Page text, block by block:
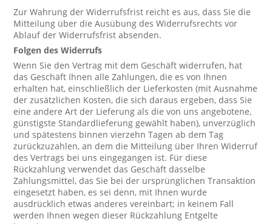
Zur Wahrung der Widerrufsfrist reicht es aus, dass Sie die
Mitteilung über die Ausübung des Widerrufsrechts vor
Ablauf der Widerrufsfrist absenden.
Folgen des Widerrufs
Wenn Sie den Vertrag mit dem Geschäft widerrufen, hat
das Geschäft Ihnen alle Zahlungen, die es von Ihnen
erhalten hat, einschließlich der Lieferkosten (mit Ausnahme
der zusätzlichen Kosten, die sich daraus ergeben, dass Sie
eine andere Art der Lieferung als die von uns angebotene,
günstigste Standardlieferung gewählt haben), unverzüglich
und spätestens binnen vierzehn Tagen ab dem Tag
zurückzuzahlen, an dem die Mitteilung über Ihren Widerruf
des Vertrags bei uns eingegangen ist. Für diese
Rückzahlung verwendet das Geschäft dasselbe
Zahlungsmittel, das Sie bei der ursprünglichen Transaktion
eingesetzt haben, es sei denn, mit Ihnen wurde
ausdrücklich etwas anderes vereinbart; in keinem Fall
werden Ihnen wegen dieser Rückzahlung Entgelte